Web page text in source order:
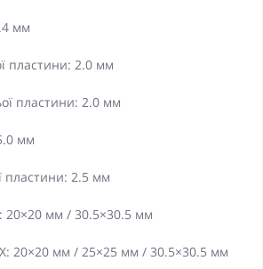
мм
пластини: 2.0 мм
пластини: 2.0 мм
мм
2.5 мм
20×20 мм / 30.5×30.5 мм
20×20 мм / 25×25 мм / 30.5×30.5 мм